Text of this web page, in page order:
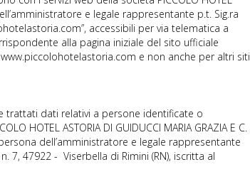
e legale rappresentante p.t. Sig.ra
accessibili per via telematica a
alla pagina iniziale del sito ufficiale
e non anche per altri siti
trattati dati relativi a persone identificate o
HOTEL ASTORIA DI GUIDUCCI MARIA GRAZIA E C.
dell’amministratore e legale rappresentante
7, 47922 - Viserbella di Rimini (RN), iscritta al